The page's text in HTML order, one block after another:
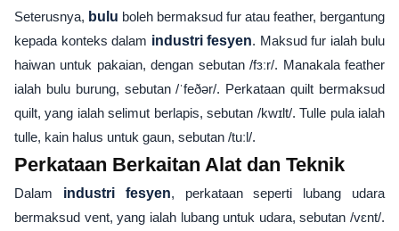
Seterusnya, bulu boleh bermaksud fur atau feather, bergantung
kepada konteks dalam industri fesyen. Maksud fur ialah bulu
haiwan untuk pakaian, dengan sebutan /fɜːr/. Manakala feather
ialah bulu burung, sebutan /ˈfeðər/. Perkataan quilt bermaksud
quilt, yang ialah selimut berlapis, sebutan /kwɪlt/. Tulle pula ialah
tulle, kain halus untuk gaun, sebutan /tuːl/.
Perkataan Berkaitan Alat dan Teknik
Dalam industri fesyen, perkataan seperti lubang udara
bermaksud vent, yang ialah lubang untuk udara, sebutan /vɛnt/.